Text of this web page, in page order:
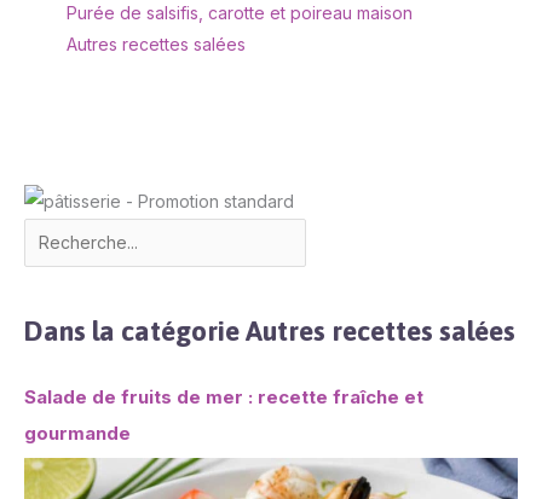
Purée de salsifis, carotte et poireau maison
Autres recettes salées
Dans la catégorie Autres recettes salées
Salade de fruits de mer : recette fraîche et
gourmande